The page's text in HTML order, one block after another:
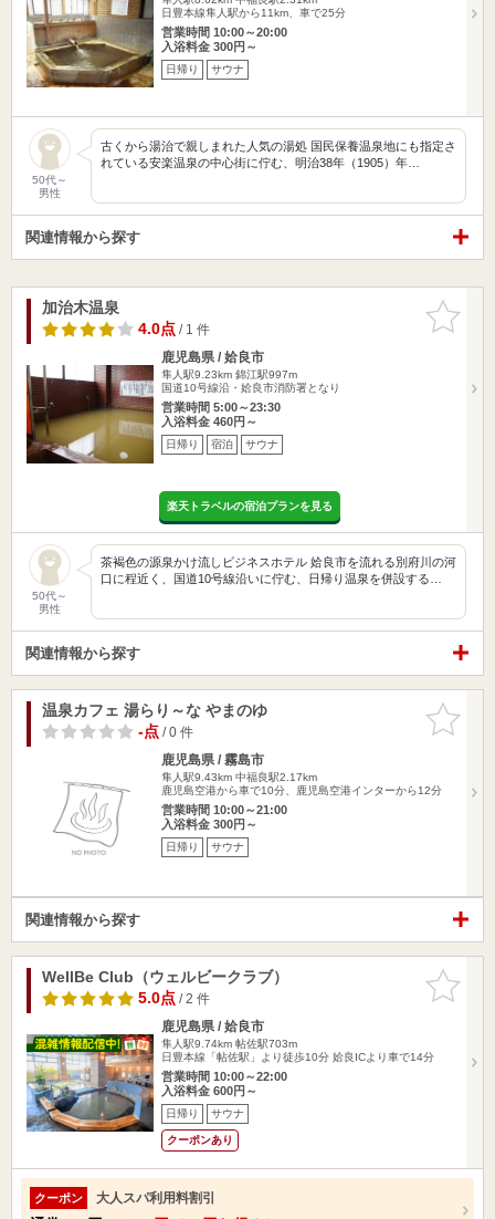
日豊本線隼人駅から11km、車で25分
営業時間 10:00～20:00
入浴料金 300円～
日帰り サウナ
50代～
男性
古くから湯治で親しまれた人気の湯処 国民保養温泉地にも指定さ
れている安楽温泉の中心街に佇む、明治38年（1905）年…
関連情報から探す
お気に入
りに追加
加治木温泉
4.0点/ 1 件
鹿児島県 / 姶良市
隼人駅9.23km 錦江駅997m
国道10号線沿・姶良市消防署となり
営業時間 5:00～23:30
入浴料金 460円～
日帰り 宿泊 サウナ
楽天トラベルの宿泊プランを見る
50代～
男性
茶褐色の源泉かけ流しビジネスホテル 姶良市を流れる別府川の河
口に程近く、国道10号線沿いに佇む、日帰り温泉を併設する…
関連情報から探す
お気に入
りに追加
温泉カフェ 湯らり～な やまのゆ
-点/ 0 件
鹿児島県 / 霧島市
隼人駅9.43km 中福良駅2.17km
鹿児島空港から車で10分、鹿児島空港インターから12分
営業時間 10:00～21:00
入浴料金 300円～
日帰り サウナ
関連情報から探す
お気に入
りに追加
WellBe Club（ウェルビークラブ）
5.0点/ 2 件
鹿児島県 / 姶良市
隼人駅9.74km 帖佐駅703m
日豊本線「帖佐駅」より徒歩10分 姶良ICより車で14分
営業時間 10:00～22:00
入浴料金 600円～
日帰り サウナ
クーポンあり
クーポン 大人スパ利用料割引